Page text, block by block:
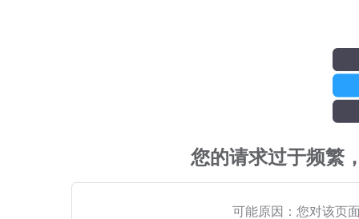
您的请求过于频繁
可能原因：您对该页